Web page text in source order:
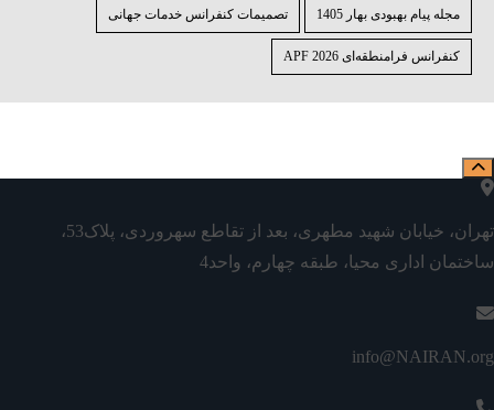
مجله پیام بهبودی بهار 1405 تصمیمات کنفرانس خدمات جهانی
کنفرانس فرا‌منطقه‌ای APF 2026
تهران، خیابان شهید مطهری، بعد از تقاطع سهروردی، پلاک53،
ساختمان اداری محیا، طبقه چهارم، واحد4
info@NAIRAN.org